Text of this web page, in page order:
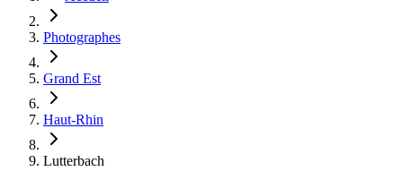
Photographes
Grand Est
Haut-Rhin
Lutterbach